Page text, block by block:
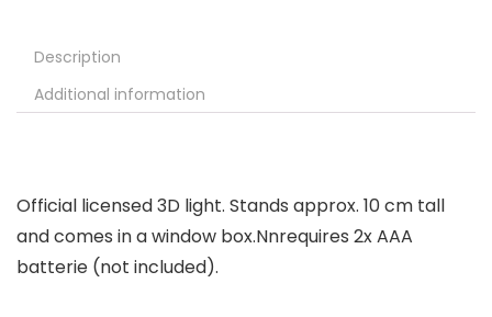
Description
Additional information
Official licensed 3D light. Stands approx. 10 cm tall
and comes in a window box.Nnrequires 2x AAA
batterie (not included).